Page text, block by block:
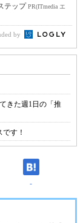
テップPR(ITmedia エ
by
きた週1日の「推
す！
-